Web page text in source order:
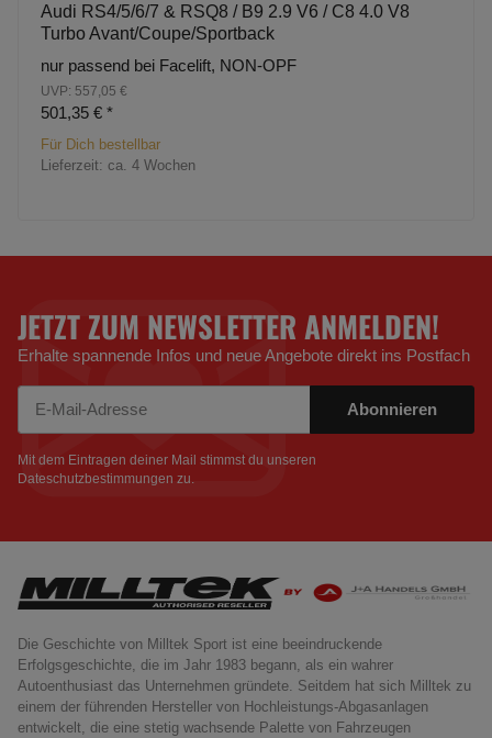
Audi RS4/5/6/7 & RSQ8 / B9 2.9 V6 / C8 4.0 V8
Turbo Avant/Coupe/Sportback
nur passend bei Facelift, NON-OPF
UVP: 557,05 €
501,35 € *
Für Dich bestellbar
Lieferzeit: ca. 4 Wochen
JETZT ZUM NEWSLETTER ANMELDEN!
Erhalte spannende Infos und neue Angebote direkt ins Postfach
Abonnieren
Mit dem Eintragen deiner Mail stimmst du unseren
Dateschutzbestimmungen zu.
Die Geschichte von Milltek Sport ist eine beeindruckende
Erfolgsgeschichte, die im Jahr 1983 begann, als ein wahrer
Autoenthusiast das Unternehmen gründete. Seitdem hat sich Milltek zu
einem der führenden Hersteller von Hochleistungs-Abgasanlagen
entwickelt, die eine stetig wachsende Palette von Fahrzeugen